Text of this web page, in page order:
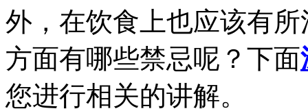
外，在饮食上也应该有
方面有哪些禁忌呢？下面
您进行相关的讲解。